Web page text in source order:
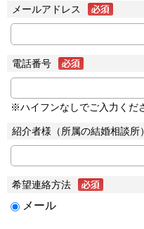
メールアドレス
電話番号
※ハイフンなしでご入力くだ
紹介者様（所属の結婚相談所）
希望連絡方法
メール